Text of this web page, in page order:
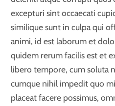
excepturi sint occaecati
similique sunt in culpa qui
animi, id est laborum et
quidem rerum facilis est et
libero tempore, cum soluta
cumque nihil impedit quo
placeat facere possimus,